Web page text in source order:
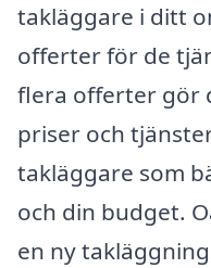
takläggare i ditt
offerter för de
flera offerter gör
priser och
takläggare som
och din budget.
en ny